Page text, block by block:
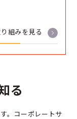
組みを見る
る
。コーポレートサ